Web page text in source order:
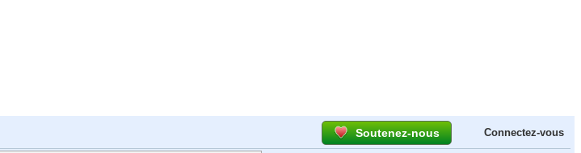
Soutenez-nous Connectez-vous